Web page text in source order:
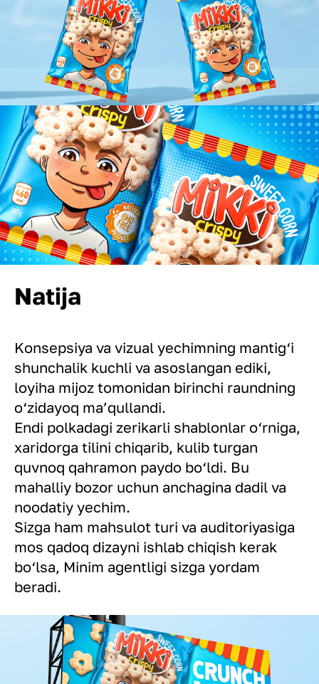
Natija
Konsepsiya va vizual yechimning mantig‘i
shunchalik kuchli va asoslangan ediki,
loyiha mijoz tomonidan birinchi raundning
o‘zidayoq ma’qullandi.
Endi polkadagi zerikarli shablonlar o‘rniga,
xaridorga tilini chiqarib, kulib turgan
quvnoq qahramon paydo bo‘ldi. Bu
mahalliy bozor uchun anchagina dadil va
noodatiy yechim.
Sizga ham mahsulot turi va auditoriyasiga
mos qadoq dizayni ishlab chiqish kerak
bo‘lsa, Minim agentligi sizga yordam
beradi.